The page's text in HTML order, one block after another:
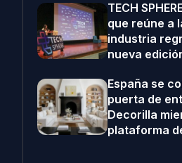
TECH
que reúne a
industria
nueva
España se
puerta de
Decorilla
plataforma